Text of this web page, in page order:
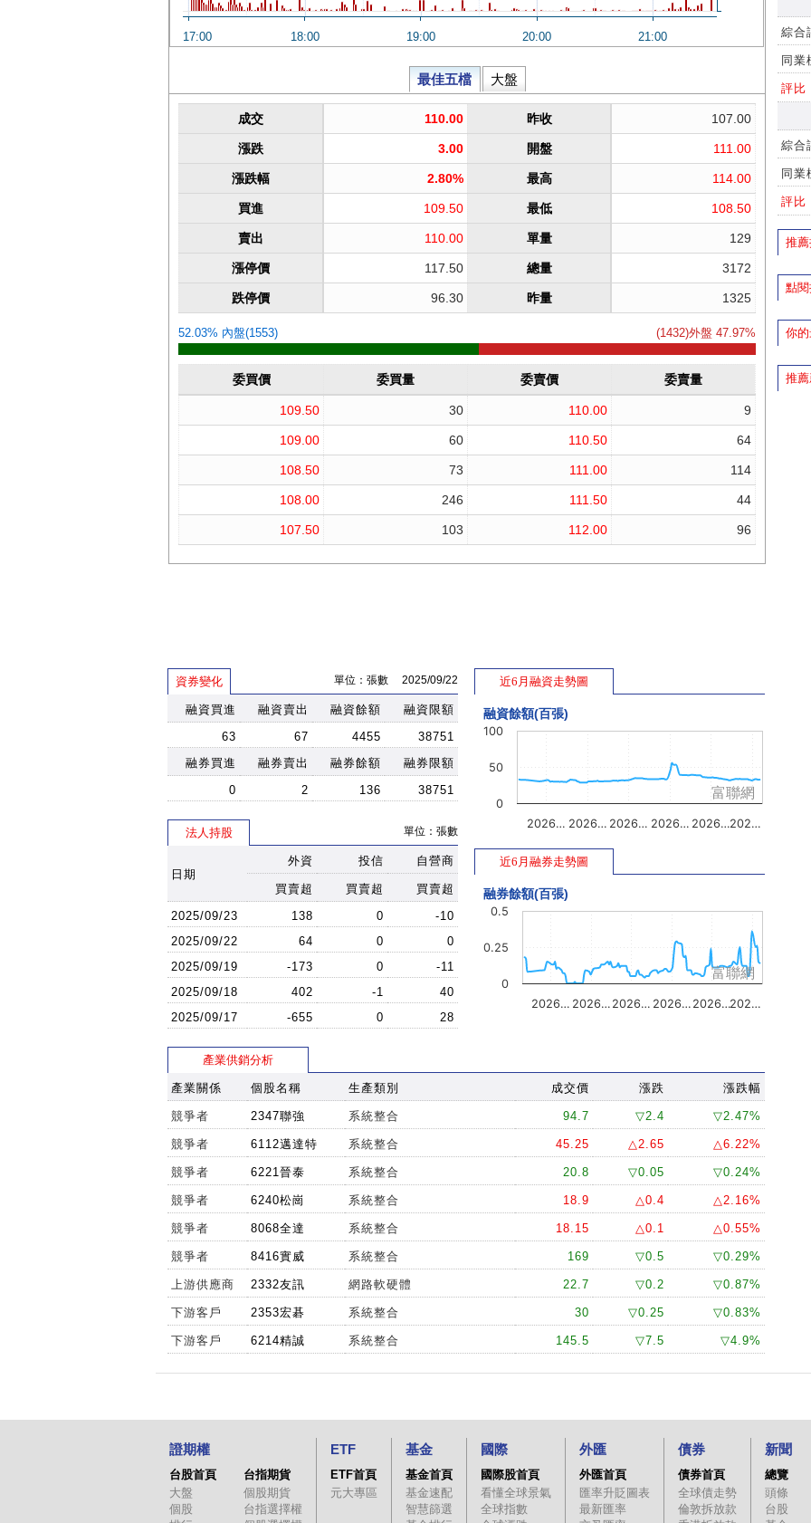
資券變化 單位：張數 2025/09/22
融資買進 融資賣出 融資餘額
融資限額
63
67 4455
38751
融券買進
融券賣出 融券餘額
融券限額
0
2 136 38751
法人持股 單位：張數
日期
外資 投信 自營商
買賣超 買賣超
買賣超
2025/09/23
138 0
-10
2025/09/22
64 0
0
2025/09/19
-173 0
-11
2025/09/18
402 -1
40
2025/09/17
-655 0 28
近6月融資走勢圖
融資餘額(百張)
2026… 2026… 2026… 2026… 2026…202…
0
50
100
富聯網
近6月融券走勢圖
融券餘額(百張)
2026… 2026… 2026… 2026… 2026…202…
0
0.25
0.5
富聯網
產業供銷分析
產業關係 個股名稱 生產類別 成交價 漲跌 漲跌幅
競爭者 2347聯強 系統整合 94.7 ▽2.4 ▽2.47%
競爭者 6112邁達特 系統整合 45.25 △2.65 △6.22%
競爭者 6221晉泰 系統整合 20.8 ▽0.05 ▽0.24%
競爭者 6240松崗 系統整合 18.9 △0.4 △2.16%
競爭者 8068全達 系統整合 18.15 △0.1 △0.55%
競爭者 8416實威 系統整合 169 ▽0.5 ▽0.29%
上游供應商 2332友訊 網路軟硬體 22.7 ▽0.2 ▽0.87%
下游客戶 2353宏碁 系統整合 30 ▽0.25 ▽0.83%
下游客戶 6214精誠 系統整合 145.5 ▽7.5 ▽4.9%
綜合
同業
評比
綜合
同業
評比
推
點
你
推
證期權
台股首頁
大盤
個股
台指期貨
個股期貨
台指選擇權
ETF
ETF首頁
元大專區
基金
基金首頁
基金速配
智慧篩選
國際
國際股首頁
看懂全球景氣
全球指數
外匯
外匯首頁
匯率升貶圖表
最新匯率
債券
債券首頁
全球債走勢
倫敦拆放款
新聞
總覽
頭條
台股